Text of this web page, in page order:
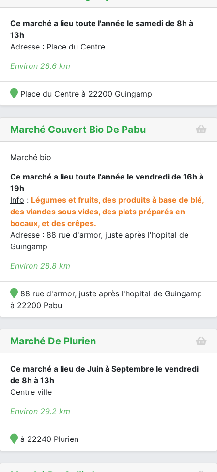
Ce marché a lieu toute l'année le samedi de 8h à
13h
Adresse : Place du Centre
Environ 28.6 km
Place du Centre à 22200 Guingamp
Marché Couvert Bio De Pabu
Marché bio
Ce marché a lieu toute l'année le vendredi de 16h à
19h
Info : Légumes et fruits, des produits à base de blé,
des viandes sous vides, des plats préparés en
bocaux, et des crêpes.
Adresse : 88 rue d'armor, juste après l'hopital de
Guingamp
Environ 28.8 km
88 rue d'armor, juste après l'hopital de Guingamp
à 22200 Pabu
Marché De Plurien
Ce marché a lieu de Juin à Septembre le vendredi
de 8h à 13h
Centre ville
Environ 29.2 km
à 22240 Plurien